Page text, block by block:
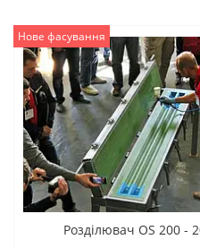
Нове фасування
Розділювач OS 200 -